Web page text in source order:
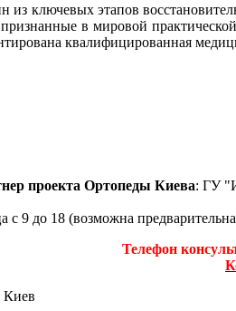
из ключевых этапов
в мировой
квалифицированная
проекта Ортопеды Киева: ГУ
с 9 до 18 (возможна
Телефон
Киев